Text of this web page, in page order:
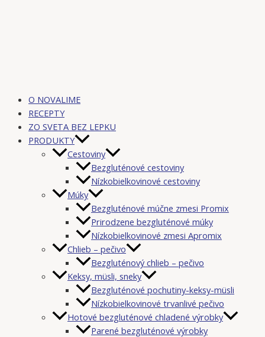
O NOVALIME
RECEPTY
ZO SVETA BEZ LEPKU
PRODUKTY
Cestoviny
Bezgluténové cestoviny
Nízkobielkovinové cestoviny
Múky
Bezgluténové múčne zmesi Promix
Prirodzene bezgluténové múky
Nízkobielkovinové zmesi Apromix
Chlieb – pečivo
Bezgluténový chlieb – pečivo
Keksy, müsli, sneky
Bezgluténové pochutiny-keksy-müsli
Nízkobielkovinové trvanlivé pečivo
Hotové bezgluténové chladené výrobky
Parené bezgluténové výrobky